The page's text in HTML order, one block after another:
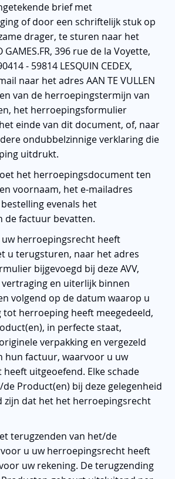
brief met
of door een schriftelijk stuk op
drager, te sturen naar het
GAMES.FR, 396 rue de la Voyette,
- 59814 LESQUIN CEDEX,
naar het adres AAN TE VULLEN
van de herroepingstermijn van
het herroepingsformulier
einde van dit document, of, naar
ondubbelzinnige verklaring die
uitdrukt.
het herroepingsdocument ten
voornaam, het e-mailadres
evenals het
de factuur bevatten.
uw herroepingsrecht heeft
u terugsturen, naar het adres
bijgevoegd bij deze AVV,
en uiterlijk binnen
volgend op de datum waarop u
tot herroeping heeft meegedeeld,
in perfecte staat,
verpakking en vergezeld
hun factuur, waarvoor u uw
uitgeoefend. Elke schade
Product(en) bij deze gelegenheid
zijn dat het het herroepingsrecht
terugzenden van het/de
u uw herroepingsrecht heeft
uw rekening. De terugzending